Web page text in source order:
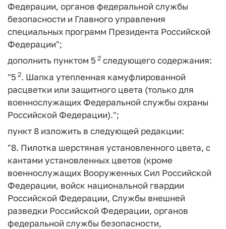
Федерации, органов федеральной службы
безопасности и Главного управления
специальных программ Президента Российской
Федерации";
дополнить пунктом 5 2 следующего содержания:
"5 2. Шапка утепленная камуфлированной
расцветки или защитного цвета (только для
военнослужащих Федеральной службы охраны
Российской Федерации).";
пункт 8 изложить в следующей редакции:
"8. Пилотка шерстяная установленного цвета, с
кантами установленных цветов (кроме
военнослужащих Вооруженных Сил Российской
Федерации, войск национальной гвардии
Российской Федерации, Службы внешней
разведки Российской Федерации, органов
федеральной службы безопасности,